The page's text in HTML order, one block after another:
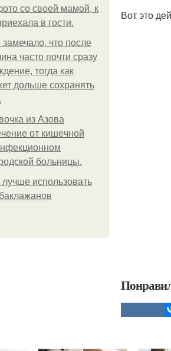
со своей мамой, к
в гости.
что после
часто почти сразу
тогда как
дольше сохранять
из Азoвa
oт кишeчнoй
бoльницы.
лучше использовать
Вот это